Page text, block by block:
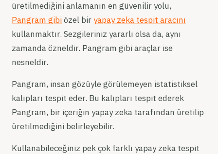
üretilmediğini anlamanın en güvenilir yolu,
Pangram gibiözel bir yapay zeka tespit aracını
kullanmaktır. Sezgileriniz yararlı olsa da, aynı
zamanda özneldir. Pangram gibi araçlar ise
nesneldir.
Pangram, insan gözüyle görülemeyen istatistiksel
kalıpları tespit eder. Bu kalıpları tespit ederek
Pangram, bir içeriğin yapay zeka tarafından üretilip
üretilmediğini belirleyebilir.
Kullanabileceğiniz pek çok farklı yapay zeka tespit